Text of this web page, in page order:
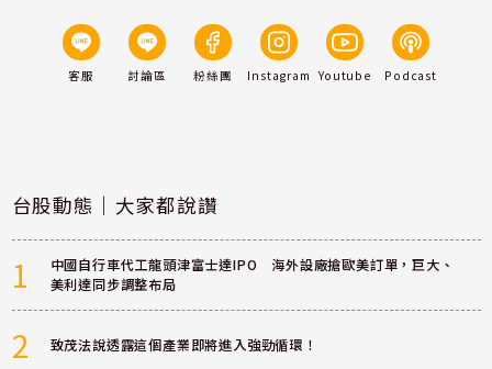
客服 討論區 粉絲團 Instagram Youtube Podcast
台股動態｜大家都說讚
1
中國自行車代工龍頭津富士達IPO 海外設廠搶歐美訂單，巨大、
美利達同步調整布局
2 致茂法說透露這個產業即將進入強勁循環！